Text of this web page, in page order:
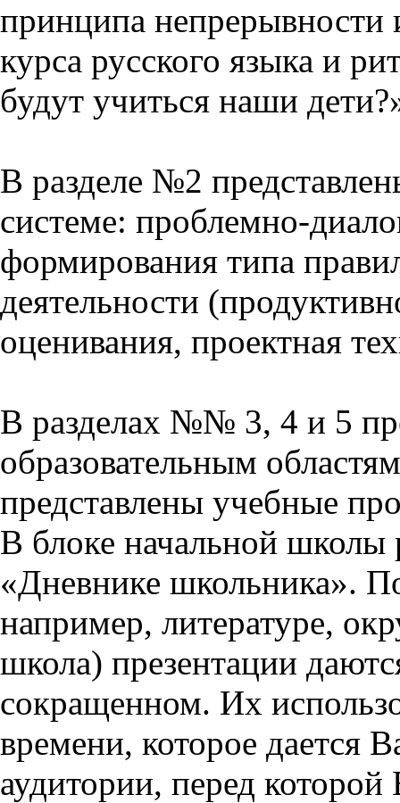
принципа непрерывности
курса русского языка и
будут учиться наши
В разделе №2
системе: проблемно-
формирования типа
деятельности
оценивания, проектная
В разделах №№ 3, 4 и 5
образовательным
представлены учебные
В блоке начальной школы
«Дневнике школьника».
например, литературе,
школа) презентации
сокращенном. Их
времени, которое дается
аудитории, перед